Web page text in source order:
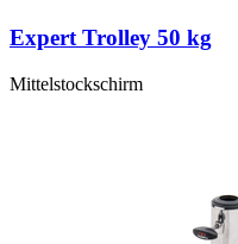
Expert Trolley 50 kg
Mittelstockschirm